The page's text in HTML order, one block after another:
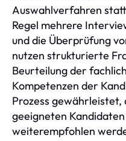
Auswahlverfahren
Regel mehrere
und die Überprüfung
nutzen strukturierte
Beurteilung der
Kompetenzen der
Prozess gewährleistet,
geeigneten
weiterempfohlen